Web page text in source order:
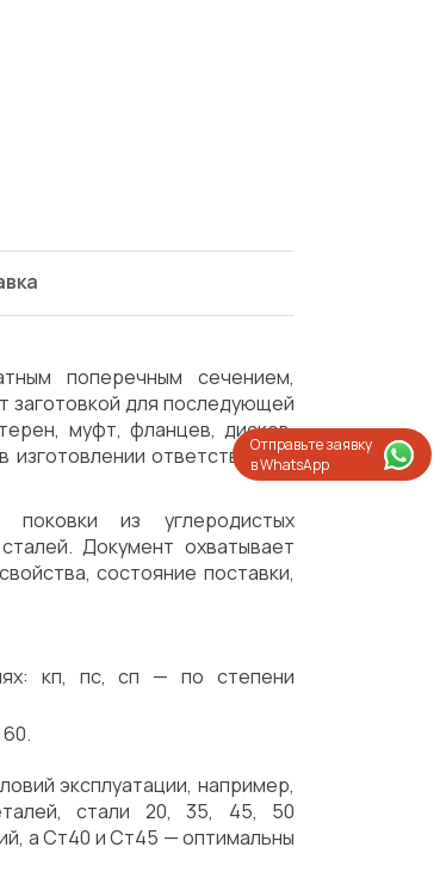
Отправьте заявку
в WhatsApp
поперечным сечением,
заготовкой для последующей
муфт, фланцев, дисков,
ответственных
из углеродистых
Документ охватывает
состояние поставки,
кп, пс, сп — по степени
эксплуатации, например,
стали 20, 35, 45, 50
а Ст40 и Ст45 — оптимальны